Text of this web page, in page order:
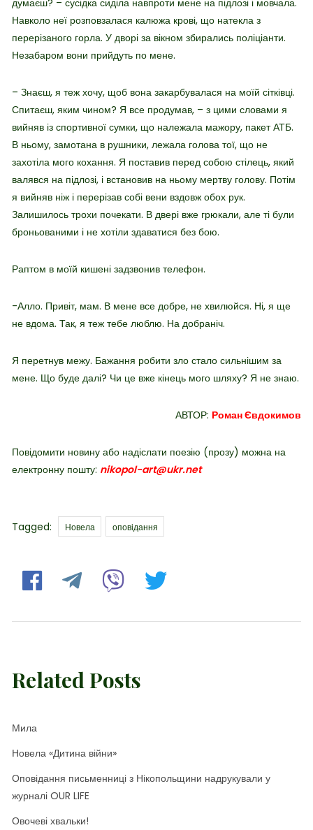
Навколо неї розповзалася калюжа крові, що натекла з
перерізаного горла. У дворі за вікном збирались поліціанти.
Незабаром вони прийдуть по мене.
– Знаєш, я теж хочу, щоб вона закарбувалася на моїй сітківці.
Спитаєш, яким чином? Я все продумав, – з цими словами я
вийняв із спортивної сумки, що належала мажору, пакет АТБ.
В ньому, замотана в рушники, лежала голова тої, що не
захотіла мого кохання. Я поставив перед собою стілець, який
валявся на підлозі, і встановив на ньому мертву голову. Потім
я вийняв ніж і перерізав собі вени вздовж обох рук.
Залишилось трохи почекати. В двері вже грюкали, але ті були
броньованими і не хотіли здаватися без бою.
Раптом в моїй кишені задзвонив телефон.
-Алло. Привіт, мам. В мене все добре, не хвилюйся. Ні, я ще
не вдома. Так, я теж тебе люблю. На добраніч.
Я перетнув межу. Бажання робити зло стало сильнішим за
мене. Що буде далі? Чи це вже кінець мого шляху? Я не знаю.
АВТОР: Роман Євдокимов
Повідомити новину або надіслати поезію (прозу) можна на
електронну пошту: nikopol-art@ukr.net
Tagged: Tags
Новела оповідання
Related Posts
Мила
Новела «Дитина війни»
Оповідання письменниці з Нікопольщини надрукували у
журналі OUR LIFE
Овочеві хвальки!